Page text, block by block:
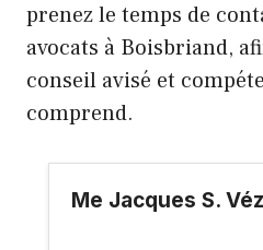
prenez le temps de
avocats à Boisbriand,
conseil avisé et
comprend.
Me Jacques S.